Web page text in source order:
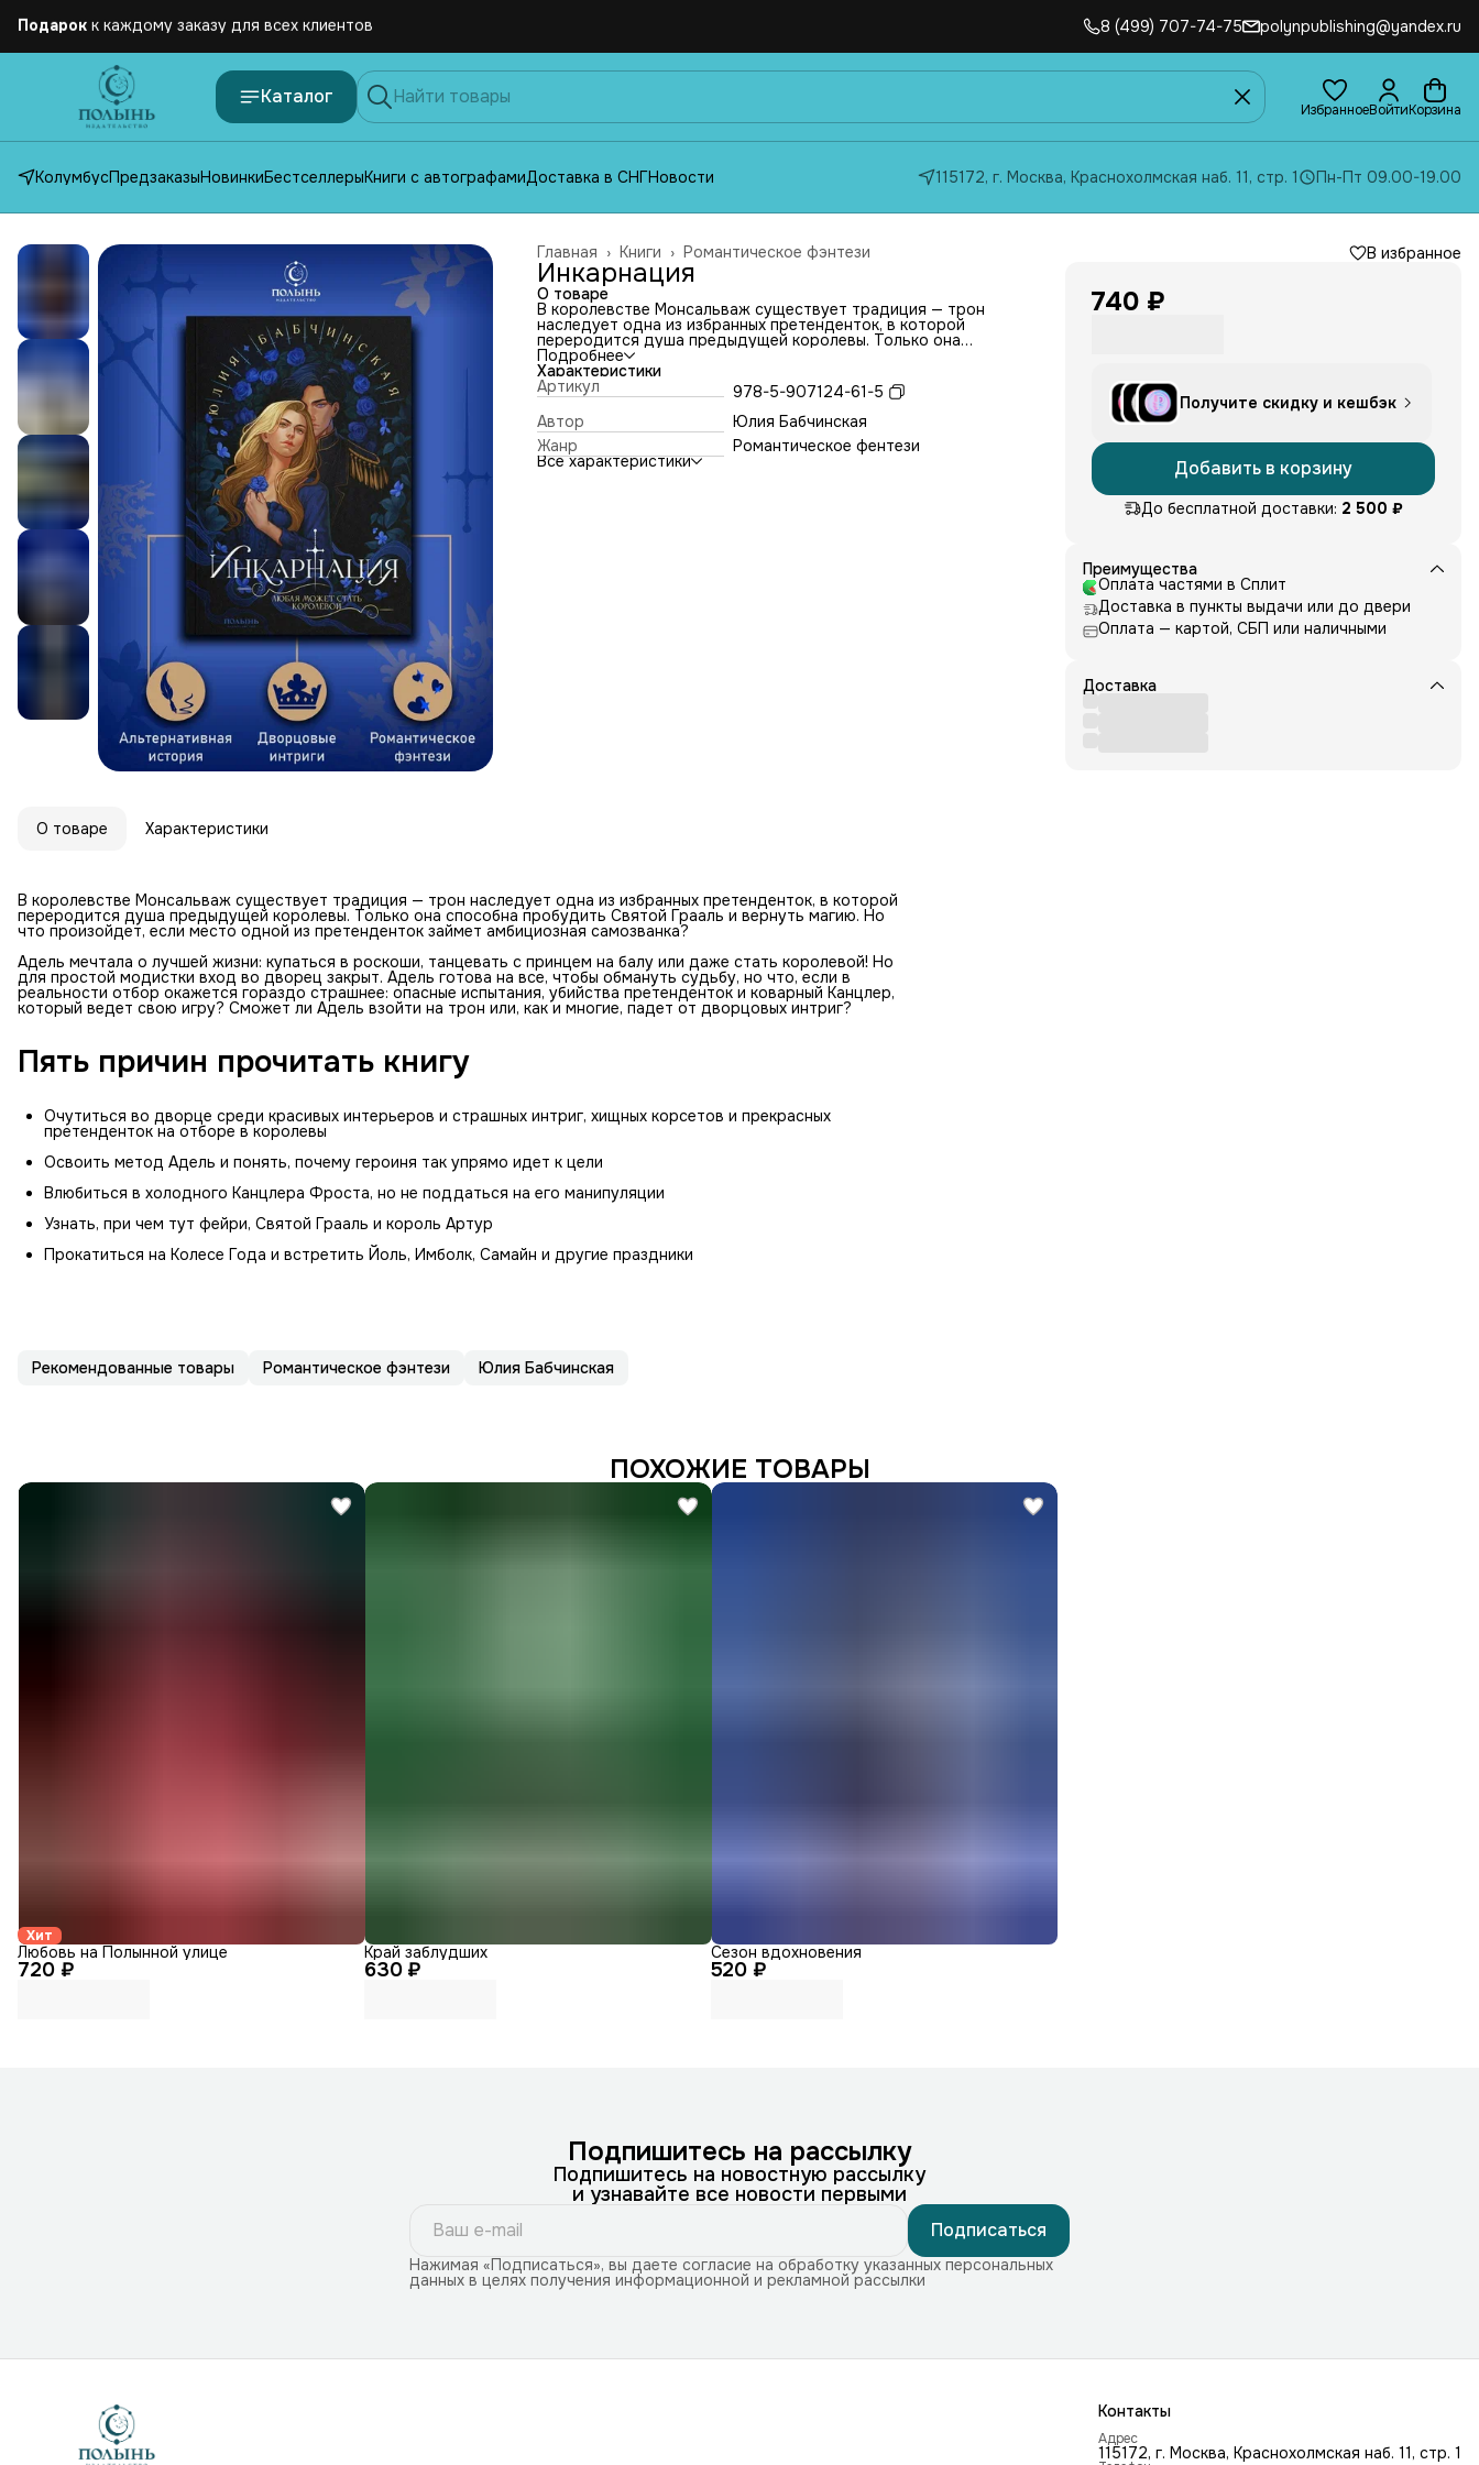
Бесплатная доставка по России от 2500 рублей 8 (499) 707-74-75 polynpublishing@yandex.ru
Каталог
ИзбранноеВойтиКорзина
КолумбусПредзаказыНовинкиБестселлерыКниги с автографамиДоставка в СНГНовости 115172, г. Москва, Краснохолмская наб. 11, стр. 1 Пн-Пт 09.00-19.00
Романтическое фэнтези
Книги ›
Главная ›
Инкарнация
О товаре
В королевстве Монсальваж существует традиция — трон
наследует одна из избранных претенденток, в которой
переродится душа предыдущей королевы. Только она
способна пробудить Святой Грааль и вернуть магию. Но что
произойдет, если место одной из претенденток займет
амбициозная самозванка?
Адель мечтала о лучшей жизни: купаться в роскоши,
танцевать с принцем на балу или даже стать королевой! Но
для простой модистки вход во дворец закрыт. Адель готова
на все, чтобы обмануть судьбу, но что, если в реальности
отбор окажется гораздо страшнее: опасные испытания,
Подробнее
Характеристики
Артикул
978-5-907124-61-5
Автор
Юлия Бабчинская
Жанр
Романтическое фентези
Все характеристики
В избранное
740 ₽
Получите скидку и кешбэк
Добавить в корзину
До бесплатной доставки: 2 500 ₽
Преимущества
Оплата частями в Сплит
Доставка в пункты выдачи или до двери
Оплата — картой, СБП или наличными
Доставка
О товаре Характеристики
В королевстве Монсальваж существует традиция — трон наследует одна из избранных претенденток, в которой
переродится душа предыдущей королевы. Только она способна пробудить Святой Грааль и вернуть магию. Но
что произойдет, если место одной из претенденток займет амбициозная самозванка?
Адель мечтала о лучшей жизни: купаться в роскоши, танцевать с принцем на балу или даже стать королевой! Но
для простой модистки вход во дворец закрыт. Адель готова на все, чтобы обмануть судьбу, но что, если в
реальности отбор окажется гораздо страшнее: опасные испытания, убийства претенденток и коварный Канцлер,
который ведет свою игру? Сможет ли Адель взойти на трон или, как и многие, падет от дворцовых интриг?
Пять причин прочитать книгу
Очутиться во дворце среди красивых интерьеров и страшных интриг, хищных корсетов и прекрасных
претенденток на отборе в королевы
Освоить метод Адель и понять, почему героиня так упрямо идет к цели
Влюбиться в холодного Канцлера Фроста, но не поддаться на его манипуляции
Узнать, при чем тут фейри, Святой Грааль и король Артур
Прокатиться на Колесе Года и встретить Йоль, Имболк, Самайн и другие праздники
Рекомендованные товары Романтическое фэнтези Юлия Бабчинская
ПОХОЖИЕ ТОВАРЫ
Хит
720 ₽
Любовь на Полынной улице
630 ₽
Край заблудших
520 ₽
Сезон вдохновения
Подпишитесь на рассылку
Подпишитесь на новостную рассылку
и узнавайте все новости первыми
Подписаться
Нажимая «Подписаться», вы даете согласие на обработку указанных персональных
данных в целях получения информационной и рекламной рассылки
Контакты
Адрес
115172, г. Москва, Краснохолмская наб. 11, стр. 1